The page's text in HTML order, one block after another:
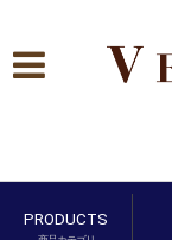
PRODUCTS